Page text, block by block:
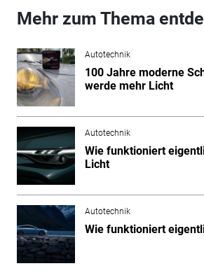
Mehr zum Thema
Autotechnik
100 Jahre moderne
werde mehr Licht
Autotechnik
Wie funktioniert
Licht
Autotechnik
Wie funktioniert